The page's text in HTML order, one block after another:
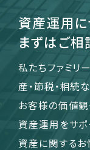
資産運用に
まずはご相
私たちファミリ
産・節税・相続
お客様の価値
資産運用をサポ
資産に関する